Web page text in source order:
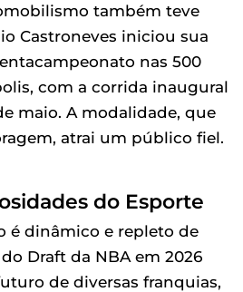
também teve
Castroneves iniciou sua
nas 500
com a corrida inaugural
maio. A modalidade, que
atrai um público fiel.
do Esporte
é dinâmico e repleto de
Draft da NBA em 2026
de diversas franquias,